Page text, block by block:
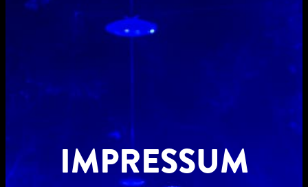
IMPRESSUM